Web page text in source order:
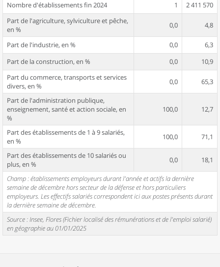
Nombre d'établissements fin 2024
1
2 411 570
Part de l'agriculture, sylviculture et pêche,
en %
0,0 4,8
Part de l'industrie, en % 0,0
6,3
Part de la construction, en %
0,0
10,9
Part du commerce, transports et services
divers, en %
0,0 65,3
Part de l'administration publique,
enseignement, santé et action sociale, en
%
100,0 12,7
Part des établissements de 1 à 9 salariés,
en %
100,0 71,1
Part des établissements de 10 salariés ou
plus, en %
0,0 18,1
Champ : établissements employeurs durant l'année et actifs la dernière
semaine de décembre hors secteur de la défense et hors particuliers
employeurs. Les effectifs salariés correspondent ici aux postes présents durant
la dernière semaine de décembre.
Source : Insee, Flores (Fichier localisé des rémunérations et de l'emploi salarié)
en géographie au 01/01/2025